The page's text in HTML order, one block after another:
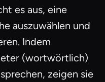
es aus, eine
auszuwählen und
Indem
(wortwörtlich)
zeigen sie